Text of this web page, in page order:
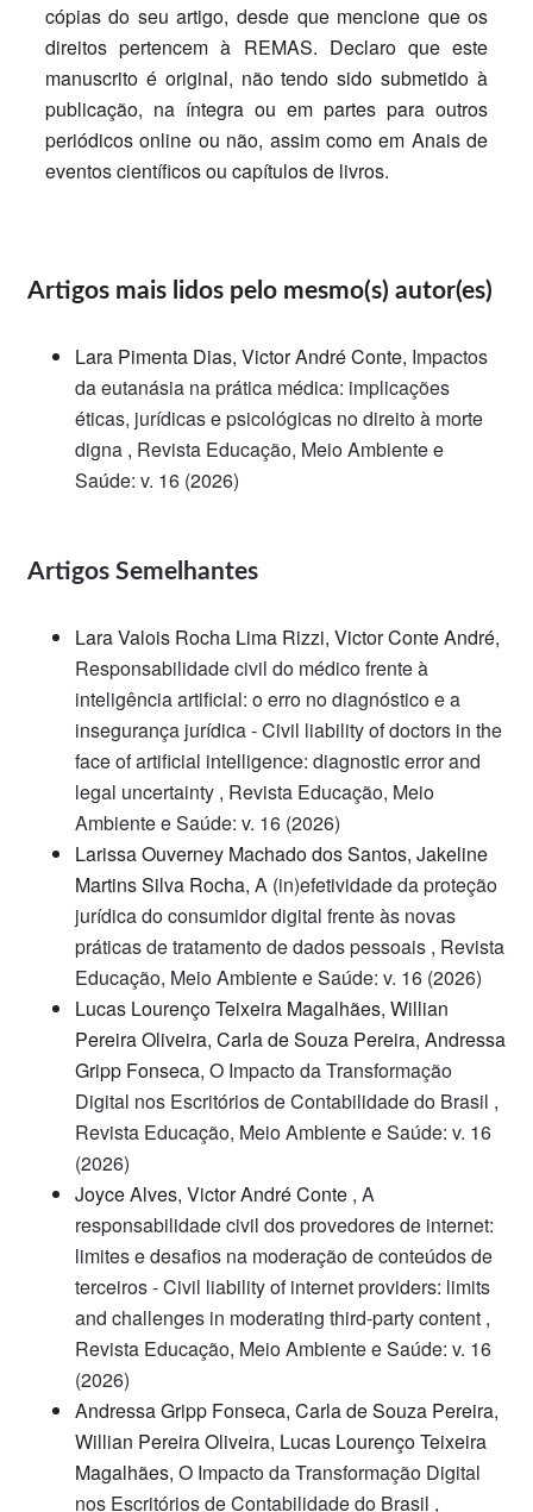
cópias do seu artigo, desde que mencione que os
direitos pertencem à REMAS. Declaro que este
manuscrito é original, não tendo sido submetido à
publicação, na íntegra ou em partes para outros
periódicos online ou não, assim como em Anais de
eventos científicos ou capítulos de livros.
Artigos mais lidos pelo mesmo(s) autor(es)
Lara Pimenta Dias, Victor André Conte, Impactos
da eutanásia na prática médica: implicações
éticas, jurídicas e psicológicas no direito à morte
digna , Revista Educação, Meio Ambiente e
Saúde: v. 16 (2026)
Artigos Semelhantes
Lara Valois Rocha Lima Rizzi, Victor Conte André,
Responsabilidade civil do médico frente à
inteligência artificial: o erro no diagnóstico e a
insegurança jurídica - Civil liability of doctors in the
face of artificial intelligence: diagnostic error and
legal uncertainty , Revista Educação, Meio
Ambiente e Saúde: v. 16 (2026)
Larissa Ouverney Machado dos Santos, Jakeline
Martins Silva Rocha, A (in)efetividade da proteção
jurídica do consumidor digital frente às novas
práticas de tratamento de dados pessoais , Revista
Educação, Meio Ambiente e Saúde: v. 16 (2026)
Lucas Lourenço Teixeira Magalhães, Willian
Pereira Oliveira, Carla de Souza Pereira, Andressa
Gripp Fonseca, O Impacto da Transformação
Digital nos Escritórios de Contabilidade do Brasil ,
Revista Educação, Meio Ambiente e Saúde: v. 16
(2026)
Joyce Alves, Victor André Conte , A
responsabilidade civil dos provedores de internet:
limites e desafios na moderação de conteúdos de
terceiros - Civil liability of internet providers: limits
and challenges in moderating third-party content ,
Revista Educação, Meio Ambiente e Saúde: v. 16
(2026)
Andressa Gripp Fonseca, Carla de Souza Pereira,
Willian Pereira Oliveira, Lucas Lourenço Teixeira
Magalhães, O Impacto da Transformação Digital
nos Escritórios de Contabilidade do Brasil ,